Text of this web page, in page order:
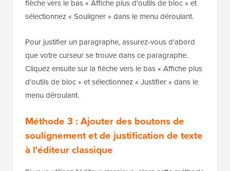
flèche vers le bas « Affiche plus d'outils de bloc » et
sélectionnez « Souligner » dans le menu déroulant.
Pour justifier un paragraphe, assurez-vous d'abord
que votre curseur se trouve dans ce paragraphe.
Cliquez ensuite sur la flèche vers le bas « Affiche plus
d'outils de bloc » et sélectionnez « Justifier » dans le
menu déroulant.
Méthode 3 : Ajouter des boutons de
soulignement et de justification de texte
à l'éditeur classique